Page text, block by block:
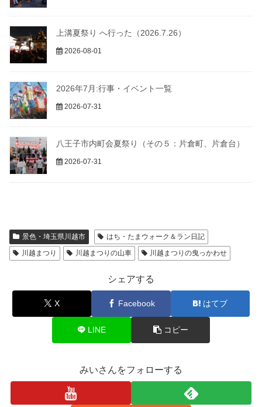
上溝夏祭り へ行った（2026.7.26）
2026-08-01
2026年7月:行事・イベント一覧
2026-07-31
八王子市内町会夏祭り（その５：片倉町、片倉台）
2026-07-31
景色・埼玉県川越市
はち・たまウォーク＆ラン日記
川越まつり
川越まつりの山車 川越まつりの曳っかわせ
シェアする
X Facebook はてブ
LINE コピー
みいさんをフォローする